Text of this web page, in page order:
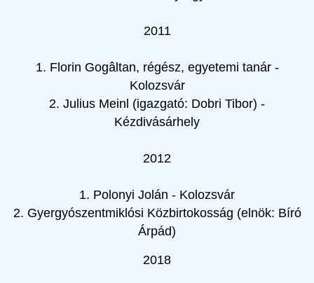
2011
1. Florin Gogâltan, régész, egyetemi tanár -
Kolozsvár
2. Julius Meinl (igazgató: Dobri Tibor) -
Kézdivásárhely
2012
1. Polonyi Jolán - Kolozsvár
2. Gyergyószentmiklósi Közbirtokosság (elnök: Bíró
Árpád)
2018